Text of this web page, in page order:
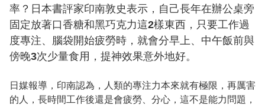
率？日本書評家印南敦史表示，自己長年在辦公桌旁
固定放著口香糖和黑巧克力這2樣東西，只要工作過
度專注、腦袋開始疲勞時，就會分早上、中午飯前與
傍晚3次少量食用，提神效果意外地好。
日媒報導，印南認為，人類的專注力本來就有極限，再厲害
的人，長時間工作後還是會疲勞、分心，這不是能力問題，